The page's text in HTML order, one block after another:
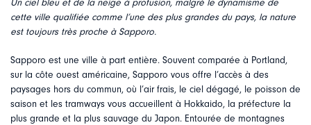
Un ciel bleu et de la neige à profusion, malgré le dynamisme de
cette ville qualifiée comme l’une des plus grandes du pays, la nature
est toujours très proche à Sapporo.
Sapporo est une ville à part entière. Souvent comparée à Portland,
sur la côte ouest américaine, Sapporo vous offre l’accès à des
paysages hors du commun, où l’air frais, le ciel dégagé, le poisson de
saison et les tramways vous accueillent à Hokkaido, la préfecture la
plus grande et la plus sauvage du Japon. Entourée de montagnes